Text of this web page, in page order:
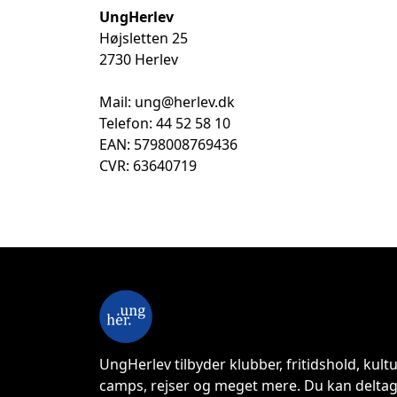
UngHerlev
Højsletten 25
2730 Herlev
Mail: ung@herlev.dk
Telefon: 44 52 58 10
EAN: 5798008769436
CVR: 63640719
UngHerlev tilbyder klubber, fritidshold,
camps, rejser og meget mere. Du kan